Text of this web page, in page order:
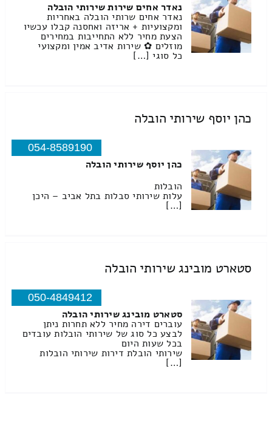
נאדר אחים שירות שירותי הובלה
נאדר אחים שרותי הובלה באחריות
ומקצועיות + אריזה ואחסנה קבלו עכשיו
הצעת מחיר ללא התחייבות במחירים
מוזלים ✿ שירות אדיב אמין ומקצועי
כל סוגי […]
כהן יוסף שירותי הובלה
054-8589190
כהן יוסף שירותי הובלה
הובלות
עלות שירותי סבלות בתל אביב – היכן
[…]
סטארט מובינג שירותי הובלה
050-4849412
סטארט מובינג שירותי הובלה
עוברים דירה מחיר ללא תחרות ניתן
לבצע כל סוג של שירותי הובלות עובדים
בכל שעות היום
שירותי הובלת דירות שירותי הובלות
[…]